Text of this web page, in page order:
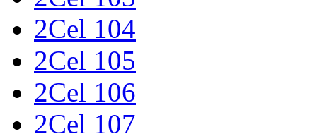
2Cel 104
2Cel 105
2Cel 106
2Cel 107